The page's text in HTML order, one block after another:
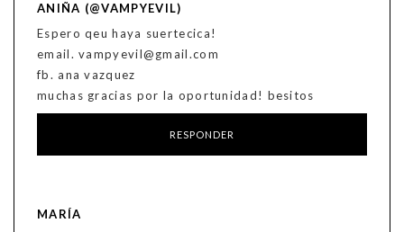
ANIÑA (@VAMPYEVIL)
Espero qeu haya suertecica!
email. vampyevil@gmail.com
fb. ana vazquez
muchas gracias por la oportunidad! besitos
RESPONDER
MARÍA